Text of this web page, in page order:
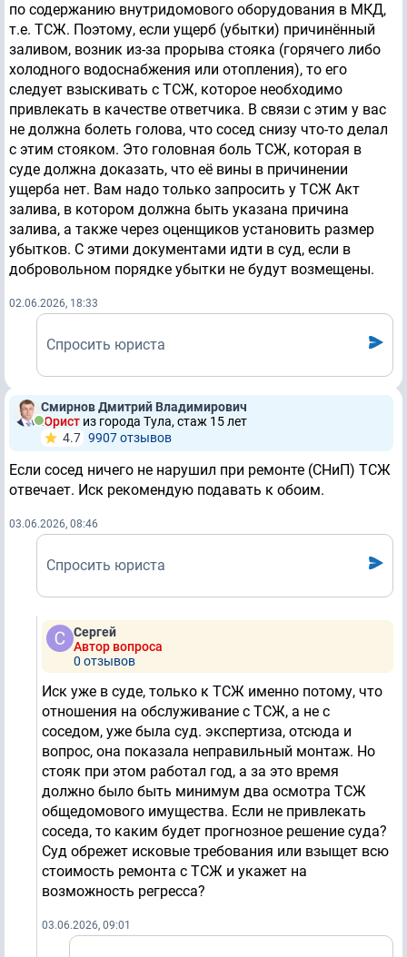
по содержанию внутридомового оборудования в МКД,
т.е. ТСЖ. Поэтому, если ущерб (убытки) причинённый
заливом, возник из-за прорыва стояка (горячего либо
холодного водоснабжения или отопления), то его
следует взыскивать с ТСЖ, которое необходимо
привлекать в качестве ответчика. В связи с этим у вас
не должна болеть голова, что сосед снизу что-то делал
с этим стояком. Это головная боль ТСЖ, которая в
суде должна доказать, что её вины в причинении
ущерба нет. Вам надо только запросить у ТСЖ Акт
залива, в котором должна быть указана причина
залива, а также через оценщиков установить размер
убытков. С этими документами идти в суд, если в
добровольном порядке убытки не будут возмещены.
02.06.2026, 18:33
Спросить юриста
Смирнов Дмитрий Владимирович
Юрист из города Тула, стаж 15 лет
4.7 9907 отзывов
Если сосед ничего не нарушил при ремонте (СНиП) ТСЖ
отвечает. Иск рекомендую подавать к обоим.
03.06.2026, 08:46
Спросить юриста
Сергей
Автор вопроса
0 отзывов
Иск уже в суде, только к ТСЖ именно потому, что
отношения на обслуживание с ТСЖ, а не с
соседом, уже была суд. экспертиза, отсюда и
вопрос, она показала неправильный монтаж. Но
стояк при этом работал год, а за это время
должно было быть минимум два осмотра ТСЖ
общедомового имущества. Если не привлекать
соседа, то каким будет прогнозное решение суда?
Суд обрежет исковые требования или взыщет всю
стоимость ремонта с ТСЖ и укажет на
возможность регресса?
03.06.2026, 09:01